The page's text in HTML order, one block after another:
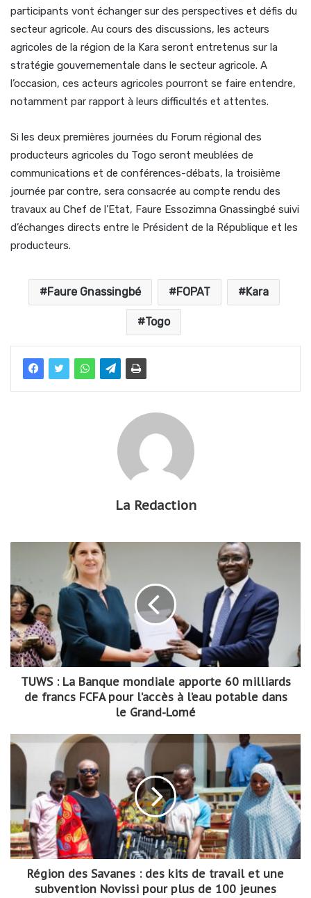
participants vont échanger sur des perspectives et défis du
secteur agricole. Au cours des discussions, les acteurs
agricoles de la région de la Kara seront entretenus sur la
stratégie gouvernementale dans le secteur agricole. A
l’occasion, ces acteurs agricoles pourront se faire entendre,
notamment par rapport à leurs difficultés et attentes.
Si les deux premières journées du Forum régional des
producteurs agricoles du Togo seront meublées de
communications et de conférences-débats, la troisième
journée par contre, sera consacrée au compte rendu des
travaux au Chef de l’Etat, Faure Essozimna Gnassingbé suivi
d’échanges directs entre le Président de la République et les
producteurs.
Faure Gnassingbé FOPAT Kara
Togo
La Redaction
TUWS : La Banque mondiale apporte 60 milliards
de francs FCFA pour l’accès à l’eau potable dans
le Grand-Lomé
Région des Savanes : des kits de travail et une
subvention Novissi pour plus de 100 jeunes